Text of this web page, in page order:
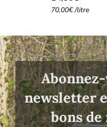
70,00€ /litre
newsletter
bons